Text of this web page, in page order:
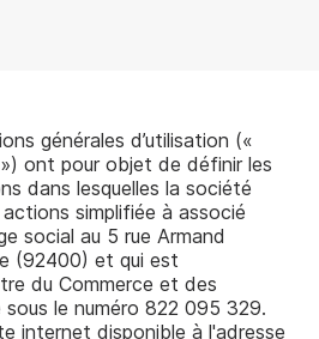
offres de bureaux à
générales d’utilisation («
ont pour objet de définir les
dans lesquelles la société
simplifiée à associé
social au 5 rue Armand
(92400) et qui est
du Commerce et des
le numéro 822 095 329.
internet disponible à l'adresse